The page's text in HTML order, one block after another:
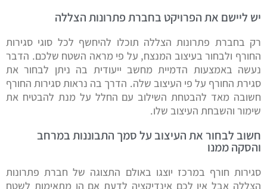
יש ליישם את הפרויקט בחברת פתרונות הצללה
רק בחברת פתרונות הצללה תוכלו להיחשף לכל סוגי סגירות
החורף ולבחור בעיצוב המנצח, על פי מראה השטח שלכם. הדבר
נעשה באמצעות הדמיית מחשב ייעודית בה ניתן לבחור את
סגירת החורף על פי העיצוב שלה. הדרך בה נראות סגירות החורף
חשובה מאד להבטחת השילוב עם החלל על מנת להבטיח את
שימור והשבחת העיצוב שלו.
חשוב לבחור את העיצוב על סמך התבוננות במרחב
והסקה ממנו
סגירות חורף במרכז יוצגו באולם התצוגה של חברת פתרונות
הצללה אבל אין לכם אינדיקציה לדעת אם הן מתאימות לשטח